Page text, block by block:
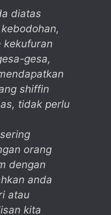
diatas
kekufuran
gesa,
shiffin
tidak perlu
orang
dengan
anda
atau
kita